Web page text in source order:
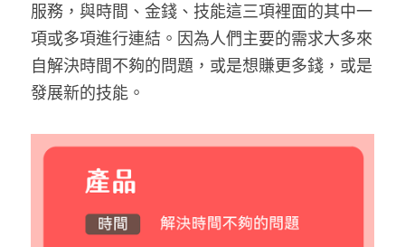
服務，與時間、金錢、技能這三項裡面的其中一
項或多項進行連結。因為人們主要的需求大多來
自解決時間不夠的問題，或是想賺更多錢，或是
發展新的技能。